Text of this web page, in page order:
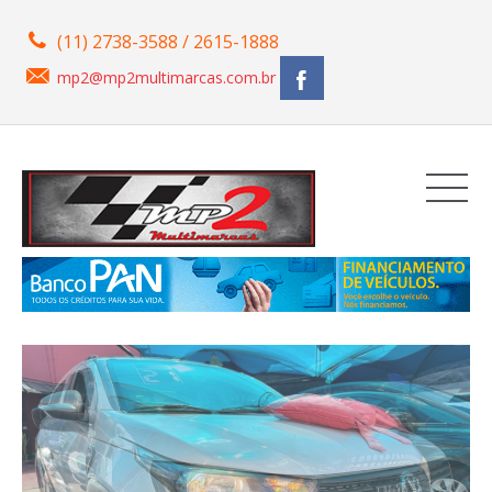
(11) 2738-3588 / 2615-1888
mp2@mp2multimarcas.com.br